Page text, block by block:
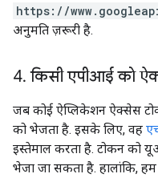
https://
अनुमति ज़रूरी है.
4. किसी एपीआई को
जब कोई ऐप्लिकेशन ऐक्सेस
को भेजता है. इसके लिए, वह
इस्तेमाल करता है. टोकन को
भेजा जा सकता है. हालांकि,